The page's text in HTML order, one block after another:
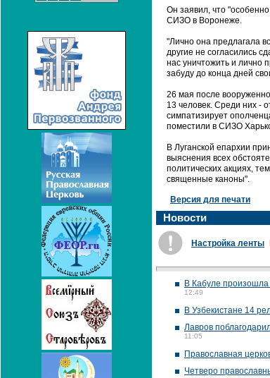
Он заявил, что
СИЗО в Воронеже.
"Лично она предлагала
другие не согласились
нас уничтожить и лично
забуду до конца дней
26 мая после
13 человек. Среди них -
симпатизирует
поместили в СИЗО
В Луганской епархии
выяснения всех
политических акциях,
священные каноны".
Версия для печати
Новости
Настройка ленты
В Кабуле произошла
12:49
В Узбекистане 14
Лавров
11:05
Православная
Четверо